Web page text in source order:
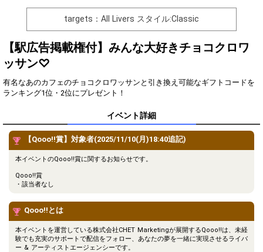
0 Event Begins!
オリジナルアバター制作権獲
得！
Gifting
Throw gifts to the stage and join
(once a day)! You can also charge
Show Gold to purchase gifts
(available from 1 JPY)! When you
continue to send gifts to the
performer(s), the performer's
ranking go up.
To cheer on performers, you can
To send performers paid items,
you must use Show Gold.
that may offend performers or
other users.
targets：All Livers スタイル:Classic
【駅広告掲載権付】みんな大好きチョコクロワ
ッサン♡
有名なあのカフェのチョコクロワッサンと引き換え可能なギフトコードを
ランキング1位・2位にプレゼント！
イベント詳細
【Qooo!!賞】対象者(2025/11/10(月)18:40追記)
本イベントのQooo!!賞に関するお知らせです。
Qooo!!賞
・該当者なし
Qooo!!とは
本イベントを運営している株式会社CHET Marketingが展開するQooo!!は、未経
験でも充実のサポートで配信をフォロー、あなたの夢を一緒に実現させるライバ
ー & アーティストエージェンシーです。